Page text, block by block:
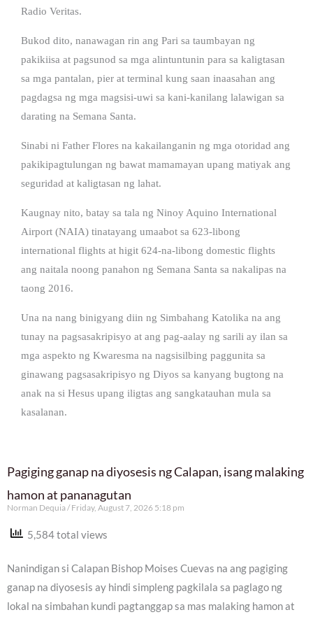
Radio Veritas.
Bukod dito, nanawagan rin ang Pari sa taumbayan ng
pakikiisa at pagsunod sa mga alintuntunin para sa kaligtasan
sa mga pantalan, pier at terminal kung saan inaasahan ang
pagdagsa ng mga magsisi-uwi sa kani-kanilang lalawigan sa
darating na Semana Santa.
Sinabi ni Father Flores na kakailanganin ng mga otoridad ang
pakikipagtulungan ng bawat mamamayan upang matiyak ang
seguridad at kaligtasan ng lahat.
Kaugnay nito, batay sa tala ng Ninoy Aquino International
Airport (NAIA) tinatayang umaabot sa 623-libong
international flights at higit 624-na-libong domestic flights
ang naitala noong panahon ng Semana Santa sa nakalipas na
taong 2016.
Una na nang binigyang diin ng Simbahang Katolika na ang
tunay na pagsasakripisyo at ang pag-aalay ng sarili ay ilan sa
mga aspekto ng Kwaresma na nagsisilbing paggunita sa
ginawang pagsasakripisyo ng Diyos sa kanyang bugtong na
anak na si Hesus upang iligtas ang sangkatauhan mula sa
kasalanan.
Pagiging ganap na diyosesis ng Calapan, isang malaking
hamon at pananagutan
Norman Dequia Friday, August 7, 2026 5:18 pm
5,584 total views
Nanindigan si Calapan Bishop Moises Cuevas na ang pagiging
ganap na diyosesis ay hindi simpleng pagkilala sa paglago ng
lokal na simbahan kundi pagtanggap sa mas malaking hamon at